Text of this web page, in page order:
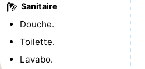
vélo
Équitation
-
Terrains
Sanitaire
Douche.
Toilette.
Lavabo.